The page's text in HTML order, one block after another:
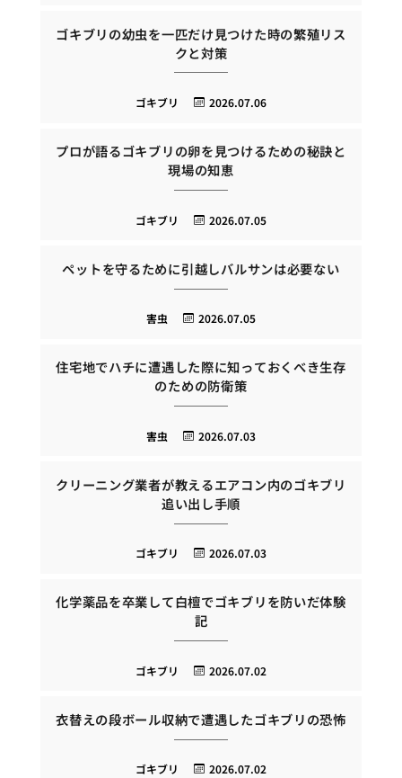
ゴキブリの幼虫を一匹だけ見つけた時の繁殖リス
クと対策
2026.07.06
ゴキブリ
プロが語るゴキブリの卵を見つけるための秘訣と
現場の知恵
2026.07.05
ゴキブリ
ペットを守るために引越しバルサンは必要ない
2026.07.05
害虫
住宅地でハチに遭遇した際に知っておくべき生存
のための防衛策
2026.07.03
害虫
クリーニング業者が教えるエアコン内のゴキブリ
追い出し手順
2026.07.03
ゴキブリ
化学薬品を卒業して白檀でゴキブリを防いだ体験
記
2026.07.02
ゴキブリ
衣替えの段ボール収納で遭遇したゴキブリの恐怖
2026.07.02
ゴキブリ